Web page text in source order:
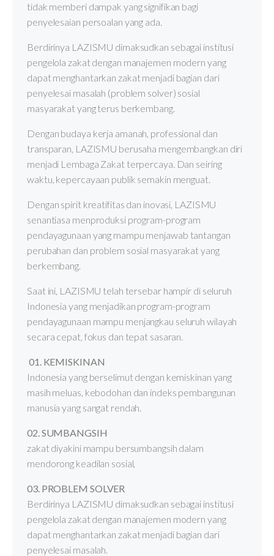
tidak memberi dampak yang signifikan bagi
penyelesaian persoalan yang ada.
Berdirinya LAZISMU dimaksudkan sebagai institusi
pengelola zakat dengan manajemen modern yang
dapat menghantarkan zakat menjadi bagian dari
penyelesai masalah (problem solver) sosial
masyarakat yang terus berkembang.
Dengan budaya kerja amanah, professional dan
transparan, LAZISMU berusaha mengembangkan diri
menjadi Lembaga Zakat terpercaya. Dan seiring
waktu, kepercayaan publik semakin menguat.
Dengan spirit kreatifitas dan inovasi, LAZISMU
senantiasa menproduksi program-program
pendayagunaan yang mampu menjawab tantangan
perubahan dan problem sosial masyarakat yang
berkembang.
Saat ini, LAZISMU telah tersebar hampir di seluruh
Indonesia yang menjadikan program-program
pendayagunaan mampu menjangkau seluruh wilayah
secara cepat, fokus dan tepat sasaran.
01. KEMISKINAN
Indonesia yang berselimut dengan kemiskinan yang
masih meluas, kebodohan dan indeks pembangunan
manusia yang sangat rendah.
02. SUMBANGSIH
zakat diyakini mampu bersumbangsih dalam
mendorong keadilan sosial,
03. PROBLEM SOLVER
Berdirinya LAZISMU dimaksudkan sebagai institusi
pengelola zakat dengan manajemen modern yang
dapat menghantarkan zakat menjadi bagian dari
penyelesai masalah.